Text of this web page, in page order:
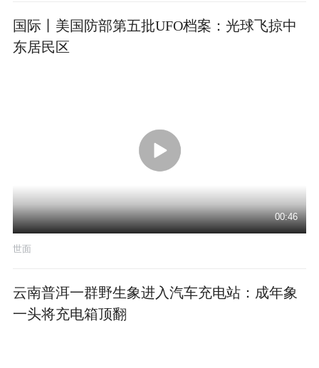
国际丨美国防部第五批UFO档案：光球飞掠中
东居民区
00:46
世面
云南普洱一群野生象进入汽车充电站：成年象
一头将充电箱顶翻